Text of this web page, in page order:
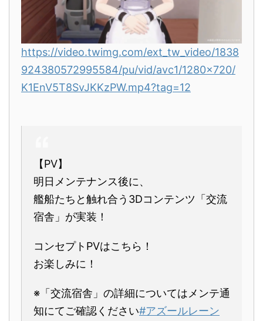
https://video.twimg.com/ext_tw_video/1838
924380572995584/pu/vid/avc1/1280x720/
K1EnV5T8SvJKKzPW.mp4?tag=12
【PV】
明日メンテナンス後に、
艦船たちと触れ合う3Dコンテンツ「交流
宿舎」が実装！
コンセプトPVはこちら！
お楽しみに！
※「交流宿舎」の詳細についてはメンテ通
知にてご確認ください#アズールレーン